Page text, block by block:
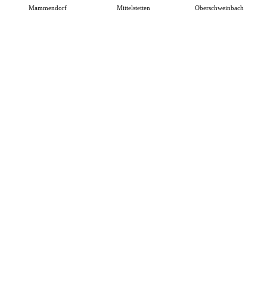
Mammendorf Mittelstetten Oberschweinbach